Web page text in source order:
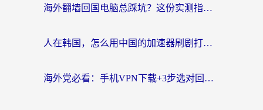
海外翻墙回国电脑总踩坑？这份实测指南帮你选对加速器（附ChickCNinitapMalus对比）
人在韩国，怎么用中国的加速器刷剧打游戏？这份真实体验指南给你答案
海外党必看：手机VPN下载+3步选对回国加速器，无缝刷国内资源不再愁